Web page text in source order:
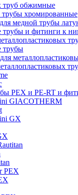
труб обжимные
хромированные
медной трубы
трубы и фитинги к
трубы
PEX и PE-RT и
GIACOTHERM
GX
PEX